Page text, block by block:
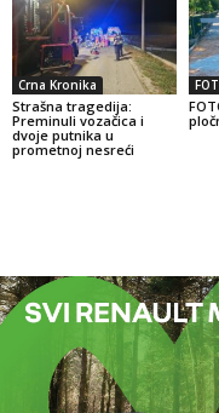
Crna Kronika
Strašna tragedija:
Preminuli vozačica i
dvoje putnika u
prometnoj nesreći